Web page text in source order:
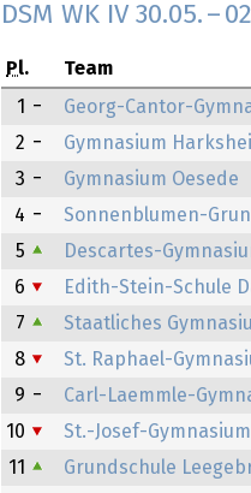
DSM WK IV 30.05. –
Pl. Team
1
Georg-Cantor-
2
Gymnasium
3
Gymnasium Oesede
4
Sonnenblumen-
5
Descartes-
6
Edith-Stein-Schule
7
Staatliches
8
St. Raphael-
9
Carl-Laemmle-
10
St.-Josef-
11
Grundschule